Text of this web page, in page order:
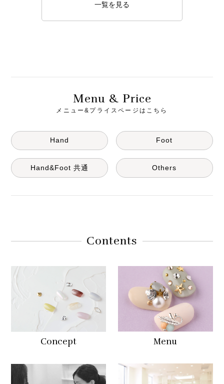
一覧を見る
Menu & Price
メニュー&プライスページはこちら
Hand Foot
Hand&Foot 共通 Others
Contents
Concept Menu